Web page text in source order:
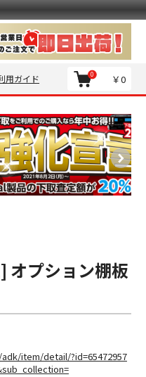
用ガイド ￥0
0
オプション棚板
item/detail/?id=65472957